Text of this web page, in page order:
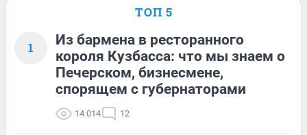
ТОП 5
1
Из бармена в ресторанного
короля Кузбасса: что мы знаем о
Печерском, бизнесмене,
спорящем с губернаторами
14 014 12